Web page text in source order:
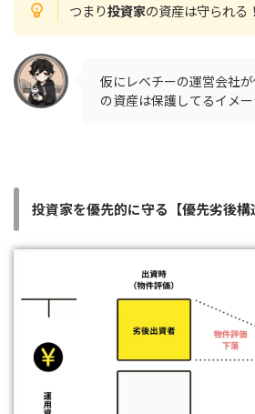
つまり投資家の資産は守られる！
仮にレベチーの運営会社
の資産は保護してるイメー
投資家を優先的に守る【優先劣後構